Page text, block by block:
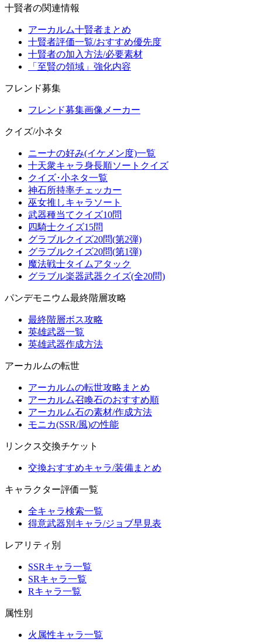
十賢者の関連情報
アーカルム十賢者まとめ
十賢者評価一覧/おすすめ優先度
十賢者の加入方法/必要素材
「至賢の領域」強化内容
フレンド募集
フレンド募集画像メーカー
クイズ/小ネタ
ニーナの好み(イケメン度)一覧
十天衆キャラ身長順ソートクイズ
クイズ･小ネタ一覧
神石所持率チェッカー
巫女推しキャラソート
武器種当てクイズ10問
四騎士クイズ15問
グラブルクイズ20問(第2弾)
グラブルクイズ20問(第1弾)
魔法戦士タイムアタック
グラブル楽器武器クイズ(全20問)
パンデモニウム最終階層攻略
最終階層ボス攻略
英雄武器一覧
英雄武器作成方法
アーカルムの転世
アーカルムの転世攻略まとめ
アーカルム召喚石のおすすめ順
アーカルム石の素材/作成方法
モニカ(SSR/風)の性能
リンクス交換チケット
交換おすすめキャラ/装備まとめ
キャラクター評価一覧
全キャラ検索一覧
得意武器別キャラ/ジョブ早見表
レアリティ別
SSRキャラ一覧
SRキャラ一覧
Rキャラ一覧
属性別
火属性キャラ一覧